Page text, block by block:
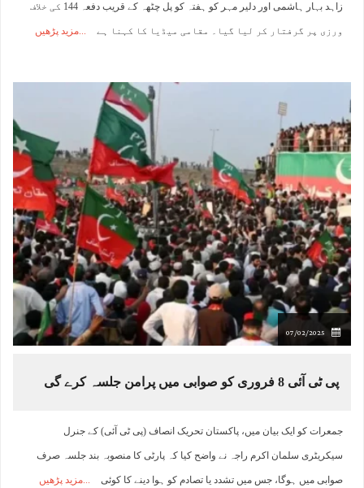
زاہد بہار ہاشمی اور دلیر مہر کو ہفتہ کو پل چٹھہ کے قریب دفعہ 144 کی خلاف
ورزی پر گرفتار کر لیا گیا۔ مقامی میڈیا کا کہنا ہے مزید پڑھیں
07/02/2025
پی ٹی آئی 8 فروری کو صوابی میں پرامن جلسہ کرے گی
جمعرات کو ایک بیان میں، پاکستان تحریک انصاف (پی ٹی آئی) کے جنرل
سیکریٹری سلمان اکرم راجہ نے واضح کیا کہ پارٹی کا منصوبہ بند جلسہ صرف
صوابی میں ہوگا، جس میں تشدد یا تصادم کو ہوا دینے کا کوئی مزید پڑھیں